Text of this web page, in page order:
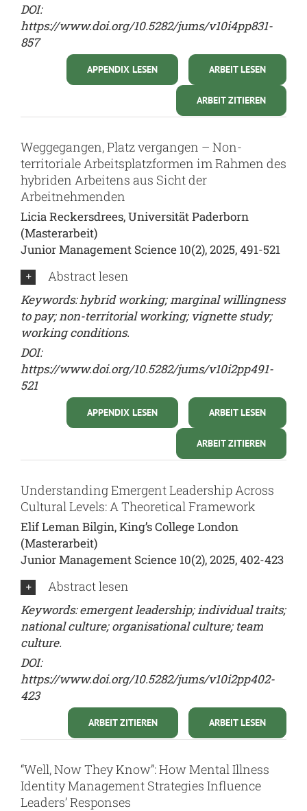
DOI:
https://www.doi.org/10.5282/jums/v10i4pp831-
857
ARBEIT LESEN
APPENDIX LESEN
ARBEIT ZITIEREN
Weggegangen, Platz vergangen – Non-
territoriale Arbeitsplatzformen im Rahmen des
hybriden Arbeitens aus Sicht der
Arbeitnehmenden
Licia Reckersdrees, Universität Paderborn
(Masterarbeit)
Junior Management Science 10(2), 2025, 491-521
Abstract lesen
Keywords: hybrid working; marginal willingness
to pay; non-territorial working; vignette study;
working conditions.
DOI:
https://www.doi.org/10.5282/jums/v10i2pp491-
521
ARBEIT LESEN
APPENDIX LESEN
ARBEIT ZITIEREN
Understanding Emergent Leadership Across
Cultural Levels: A Theoretical Framework
Elif Leman Bilgin, King’s College London
(Masterarbeit)
Junior Management Science 10(2), 2025, 402-423
Abstract lesen
Keywords: emergent leadership; individual traits;
national culture; organisational culture; team
culture.
DOI:
https://www.doi.org/10.5282/jums/v10i2pp402-
423
ARBEIT LESEN
ARBEIT ZITIEREN
“Well, Now They Know”: How Mental Illness
Identity Management Strategies Influence
Leaders’ Responses